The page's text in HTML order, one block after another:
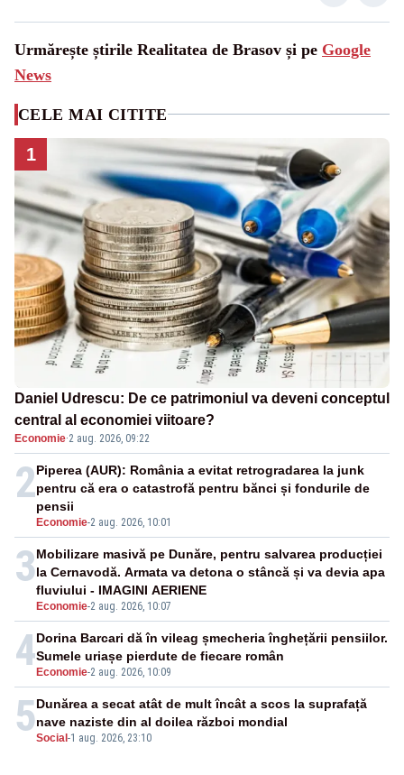
Urmărește știrile Realitatea de Brasov și pe Google
News
CELE MAI CITITE
1
Daniel Udrescu: De ce patrimoniul va deveni conceptul
central al economiei viitoare?
Economie·2 aug. 2026, 09:22
2
Economie-2 aug. 2026, 10:01
Piperea (AUR): România a evitat retrogradarea la junk
pentru că era o catastrofă pentru bănci și fondurile de
pensii
3
Economie-2 aug. 2026, 10:07
Mobilizare masivă pe Dunăre, pentru salvarea producției
la Cernavodă. Armata va detona o stâncă și va devia apa
fluviului - IMAGINI AERIENE
4 Economie-2 aug. 2026, 10:09
Dorina Barcari dă în vileag șmecheria înghețării pensiilor.
Sumele uriașe pierdute de fiecare român
5Social -1 aug. 2026, 23:10
Dunărea a secat atât de mult încât a scos la suprafață
nave naziste din al doilea război mondial